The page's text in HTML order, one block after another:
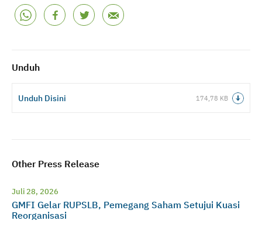
Unduh
Unduh Disini 174,78 KB
Other Press Release
Juli 28, 2026
GMFI Gelar RUPSLB, Pemegang Saham Setujui Kuasi
Reorganisasi